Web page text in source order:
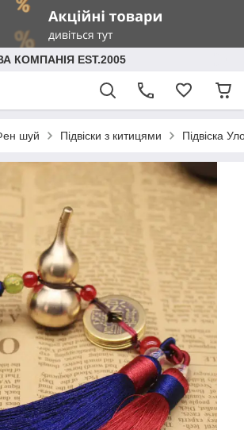
КОМПАНІЯ EST.2005
шуй Підвіски з китицями Підвіска